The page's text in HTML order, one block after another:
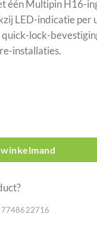
één Multipin H16-
LED-indicatie per
lock-
installaties.
H16 naar 8x